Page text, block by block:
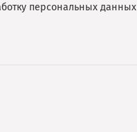
персональных данных